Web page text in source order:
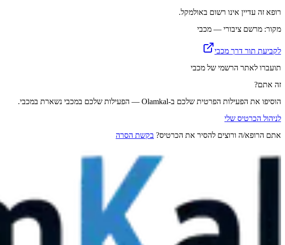
רופא זה עדיין אינו רשום באולמקל.
מקור: מרשם ציבורי — מכבי
לקביעת תור דרך מכבי
תועברו לאתר הרשמי של מכבי
זה אתם?
הוסיפו את הפעילות הפרטית שלכם ב-Olamkal — הפעילות שלכם במכבי נשארת במכבי.
לניהול הכרטיס שלי
אתם הרופא/ה ורוצים להסיר את הכרטיס? בקשת הסרה